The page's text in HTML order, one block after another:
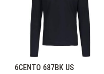
6CENTO 687BK US